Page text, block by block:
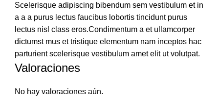
Scelerisque adipiscing bibendum sem vestibulum et in
a a a purus lectus faucibus lobortis tincidunt purus
lectus nisl class eros.Condimentum a et ullamcorper
dictumst mus et tristique elementum nam inceptos hac
parturient scelerisque vestibulum amet elit ut volutpat.
Valoraciones
No hay valoraciones aún.